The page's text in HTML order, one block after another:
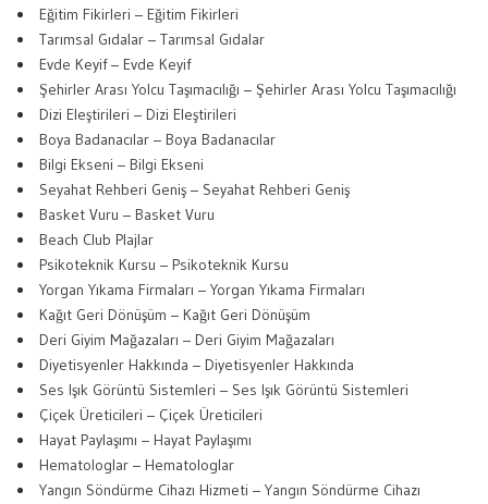
Eğitim Fikirleri – Eğitim Fikirleri
Tarımsal Gıdalar – Tarımsal Gıdalar
Evde Keyif – Evde Keyif
Şehirler Arası Yolcu Taşımacılığı – Şehirler Arası Yolcu Taşımacılığı
Dizi Eleştirileri – Dizi Eleştirileri
Boya Badanacılar – Boya Badanacılar
Bilgi Ekseni – Bilgi Ekseni
Seyahat Rehberi Geniş – Seyahat Rehberi Geniş
Basket Vuru – Basket Vuru
Beach Club Plajlar
Psikoteknik Kursu – Psikoteknik Kursu
Yorgan Yıkama Firmaları – Yorgan Yıkama Firmaları
Kağıt Geri Dönüşüm – Kağıt Geri Dönüşüm
Deri Giyim Mağazaları – Deri Giyim Mağazaları
Diyetisyenler Hakkında – Diyetisyenler Hakkında
Ses Işık Görüntü Sistemleri – Ses Işık Görüntü Sistemleri
Çiçek Üreticileri – Çiçek Üreticileri
Hayat Paylaşımı – Hayat Paylaşımı
Hematologlar – Hematologlar
Yangın Söndürme Cihazı Hizmeti – Yangın Söndürme Cihazı